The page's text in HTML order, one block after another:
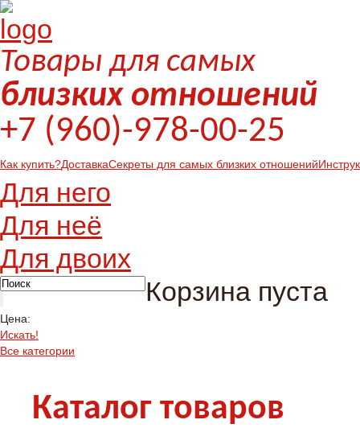
Товары для самых
близких отношений
+7 (960)-978-00-25
Как купить?ДоставкаСекреты для самых близких отношений
Для него
Для неё
Для двоих
Цена:
Искать!
Корзина пуста
Все категории
Каталог товаров